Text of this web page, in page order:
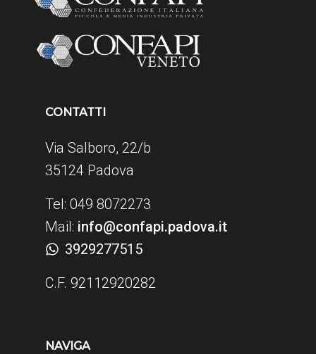
CONTATTI
Via Salboro, 22/b
35124 Padova
Tel: 049 8072273
Mail: info@confapi.padova.it
3929277515
C.F. 92112920282
NAVIGA